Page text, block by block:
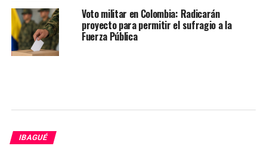
Voto militar en Colombia: Radicarán
proyecto para permitir el sufragio a la
Fuerza Pública
IBAGUÉ